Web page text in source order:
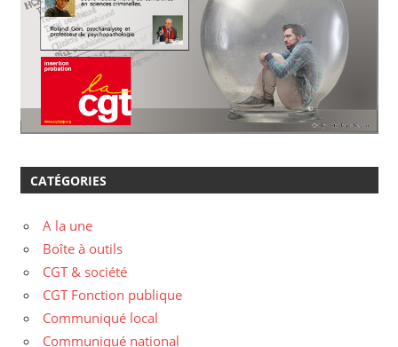
CATÉGORIES
A la une
Boîte à outils
CGT & société
CGT Fonction publique
Communiqué local
Communiqué national